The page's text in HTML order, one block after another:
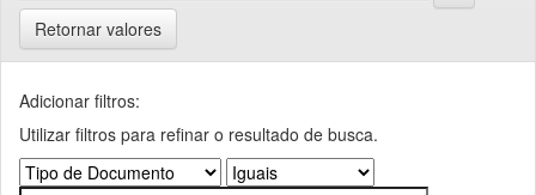
Retornar valores
Adicionar filtros:
Utilizar filtros para refinar o resultado de busca.